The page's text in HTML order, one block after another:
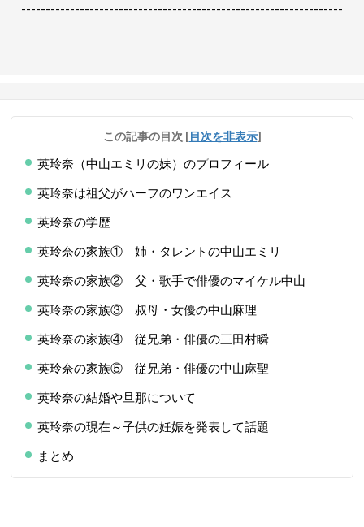
------------------------------------------------------------------
この記事の目次 [目次を非表示]
英玲奈（中山エミリの妹）のプロフィール
英玲奈は祖父がハーフのワンエイス
英玲奈の学歴
英玲奈の家族① 姉・タレントの中山エミリ
英玲奈の家族② 父・歌手で俳優のマイケル中山
英玲奈の家族③ 叔母・女優の中山麻理
英玲奈の家族④ 従兄弟・俳優の三田村瞬
英玲奈の家族⑤ 従兄弟・俳優の中山麻聖
英玲奈の結婚や旦那について
英玲奈の現在～子供の妊娠を発表して話題
まとめ